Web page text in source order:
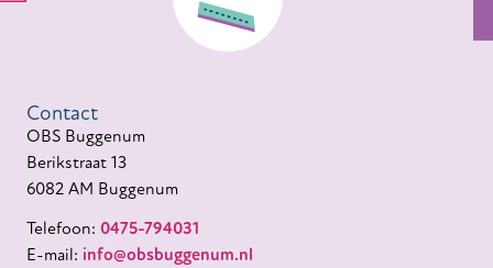
Contact
OBS Buggenum
Berikstraat 13
6082 AM Buggenum
Telefoon: 0475-794031
E-mail: info@obsbuggenum.nl